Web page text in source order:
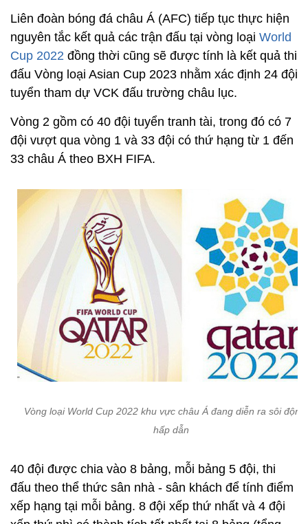
Liên đoàn bóng đá châu Á (AFC) tiếp tục thực hiện
nguyên tắc kết quả các trận đấu tại vòng loại World
Cup 2022 đồng thời cũng sẽ được tính là kết quả thi
đấu Vòng loại Asian Cup 2023 nhằm xác định 24 đội
tuyển tham dự VCK đấu trường châu lục.
Vòng 2 gồm có 40 đội tuyển tranh tài, trong đó có 7
đội vượt qua vòng 1 và 33 đội có thứ hạng từ 1 đến
33 châu Á theo BXH FIFA.
Vòng loại World Cup 2022 khu vực châu Á đang diễn ra sôi động
hấp dẫn
40 đội được chia vào 8 bảng, mỗi bảng 5 đội, thi
đấu theo thể thức sân nhà - sân khách để tính điểm
xếp hạng tại mỗi bảng. 8 đội xếp thứ nhất và 4 đội